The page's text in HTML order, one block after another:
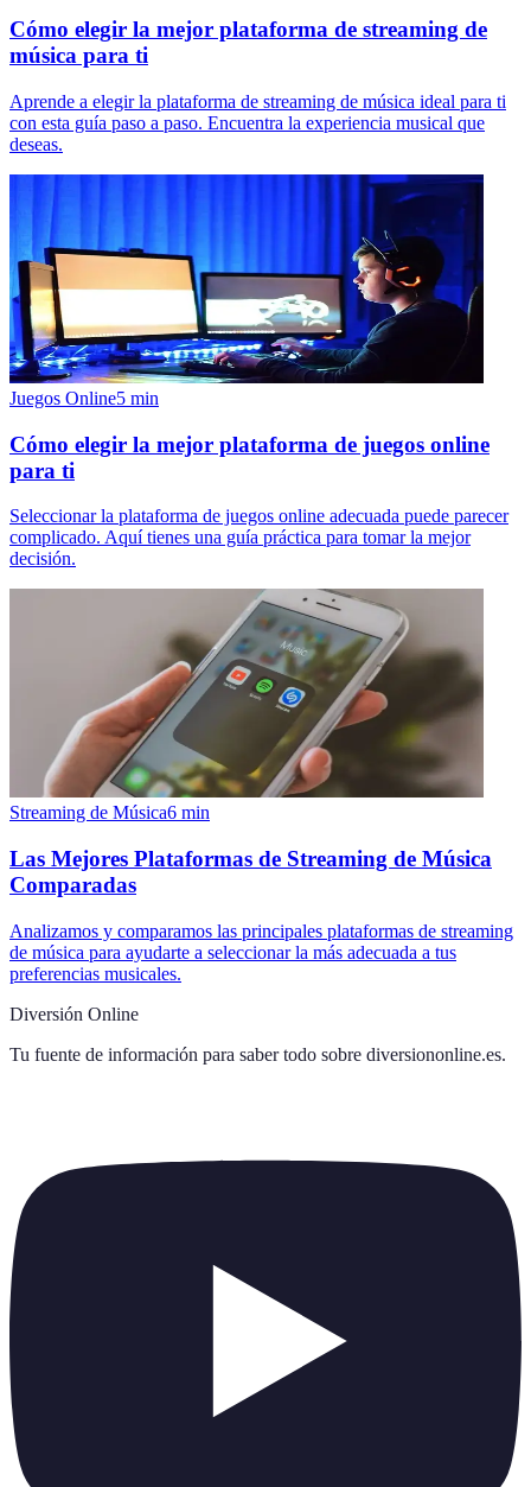
Cómo elegir la mejor plataforma de streaming de
música para ti
Aprende a elegir la plataforma de streaming de música ideal para ti
con esta guía paso a paso. Encuentra la experiencia musical que
deseas.
Juegos Online5 min
Cómo elegir la mejor plataforma de juegos online
para ti
Seleccionar la plataforma de juegos online adecuada puede parecer
complicado. Aquí tienes una guía práctica para tomar la mejor
decisión.
Streaming de Música6 min
Las Mejores Plataformas de Streaming de Música
Comparadas
Analizamos y comparamos las principales plataformas de streaming
de música para ayudarte a seleccionar la más adecuada a tus
preferencias musicales.
Diversión Online
Tu fuente de información para saber todo sobre diversiononline.es.